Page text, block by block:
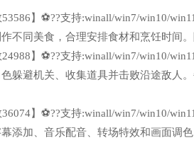
】⚽??支持:winall/win7/win10/
不同美食，合理安排食材和烹饪时间
】⚽??支持:winall/win7/win10/
躲避机关、收集道具并击败沿途敌人
】⚽??支持:winall/win7/win10/
添加、音乐配音、转场特效和画面调